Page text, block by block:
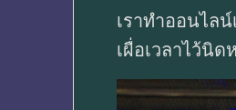
เราทำออนไล
เผื่อเวลาไว้นิ